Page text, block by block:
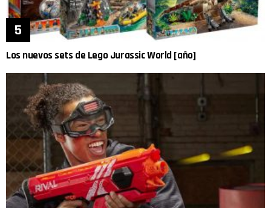
Los nuevos sets de Lego Jurassic World [año]